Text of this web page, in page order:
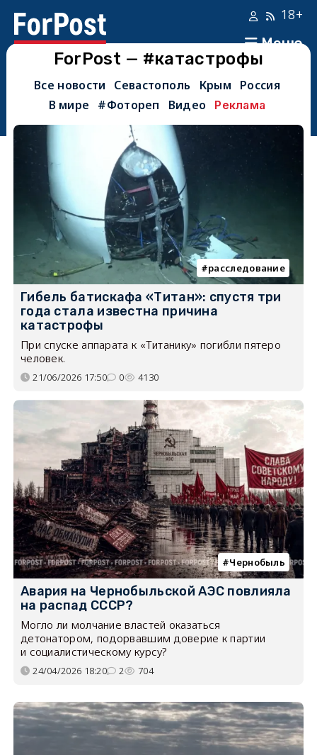
Меню
18+
ForPost — #катастрофы
Все новости Севастополь Крым
Россия
В мире
#Фотореп Видео Реклама
расследование
Гибель батискафа «Титан»: спустя три
года стала известна причина
катастрофы
При спуске аппарата к «Титанику» погибли пятеро
человек.
21/06/2026 17:50 0 4130
Чернобыль
Авария на Чернобыльской АЭС повлияла
на распад СССР?
Могло ли молчание властей оказаться
детонатором, подорвавшим доверие к партии
и социалистическому курсу?
24/04/2026 18:20 2 704